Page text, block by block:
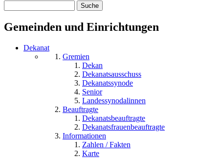
Gemeinden und Einrichtungen
Dekanat
Gremien
Dekan
Dekanatsausschuss
Dekanatssynode
Senior
Landessynodalinnen
Beauftragte
Dekanatsbeauftragte
Dekanatsfrauenbeauftragte
Informationen
Zahlen / Fakten
Karte